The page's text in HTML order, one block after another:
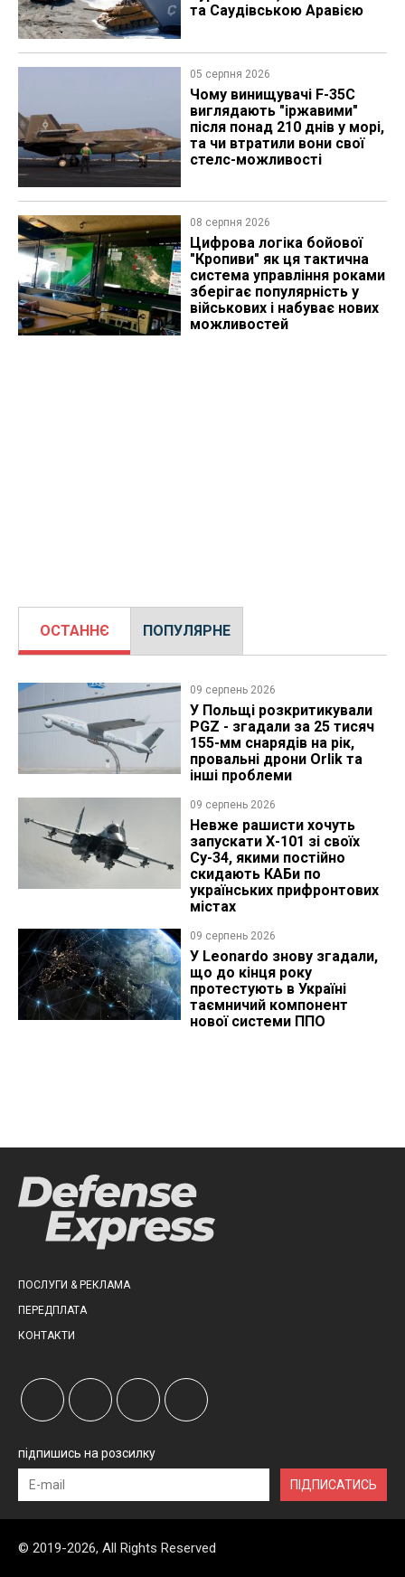
та Саудівською Аравією
05 серпня 2026
Чому винищувачі F-35C
виглядають "іржавими"
після понад 210 днів у морі,
та чи втратили вони свої
стелс-можливості
08 серпня 2026
Цифрова логіка бойової
"Кропиви" як ця тактична
система управління роками
зберігає популярність у
військових і набуває нових
можливостей
ОСТАННЄ ПОПУЛЯРНЕ
09 серпень 2026
У Польщі розкритикували
PGZ - згадали за 25 тисяч
155-мм снарядів на рік,
провальні дрони Orlik та
інші проблеми
09 серпень 2026
Невже рашисти хочуть
запускати Х-101 зі своїх
Су-34, якими постійно
скидають КАБи по
українських прифронтових
містах
09 серпень 2026
У Leonardo знову згадали,
що до кінця року
протестують в Україні
таємничий компонент
нової системи ППО
ПОСЛУГИ & РЕКЛАМА
ПЕРЕДПЛАТА
КОНТАКТИ
підпишись на розсилку
ПІДПИСАТИСЬ
© 2019-2026, All Rights Reserved